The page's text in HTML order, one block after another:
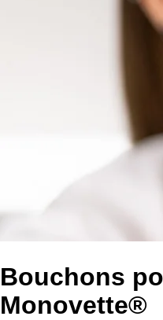
Bouchons
Monovette®